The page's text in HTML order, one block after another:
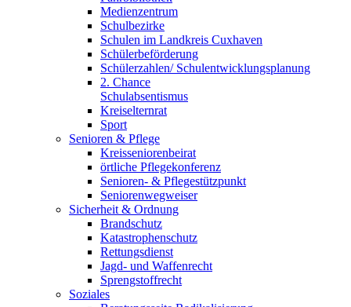
Medienzentrum
Schulbezirke
Schulen im Landkreis Cuxhaven
Schülerbeförderung
Schülerzahlen/ Schulentwicklungsplanung
2. Chance
Schulabsentismus
Kreiselternrat
Sport
Senioren & Pflege
Kreisseniorenbeirat
örtliche Pflegekonferenz
Senioren- & Pflegestützpunkt
Seniorenwegweiser
Sicherheit & Ordnung
Brandschutz
Katastrophenschutz
Rettungsdienst
Jagd- und Waffenrecht
Sprengstoffrecht
Soziales